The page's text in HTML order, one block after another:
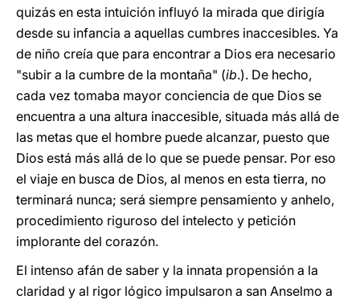
quizás en esta intuición influyó la mirada que dirigía
desde su infancia a aquellas cumbres inaccesibles. Ya
de niño creía que para encontrar a Dios era necesario
"subir a la cumbre de la montaña" (ib.). De hecho,
cada vez tomaba mayor conciencia de que Dios se
encuentra a una altura inaccesible, situada más allá de
las metas que el hombre puede alcanzar, puesto que
Dios está más allá de lo que se puede pensar. Por eso
el viaje en busca de Dios, al menos en esta tierra, no
terminará nunca; será siempre pensamiento y anhelo,
procedimiento riguroso del intelecto y petición
implorante del corazón.
El intenso afán de saber y la innata propensión a la
claridad y al rigor lógico impulsaron a san Anselmo a